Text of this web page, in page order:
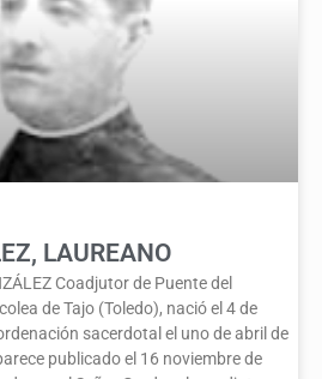
LAUREANO
Coadjutor de Puente del
de Tajo (Toledo), nació el 4 de
sacerdotal el uno de abril de
publicado el 16 noviembre de